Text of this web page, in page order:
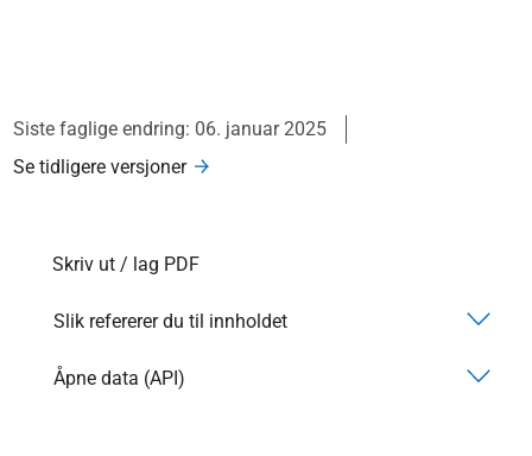
Siste faglige endring: 06. januar 2025
Se tidligere versjoner
Skriv ut / lag PDF
Slik refererer du til innholdet
Åpne data (API)